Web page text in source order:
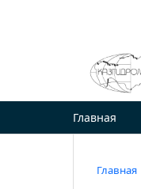
Главная
Главная